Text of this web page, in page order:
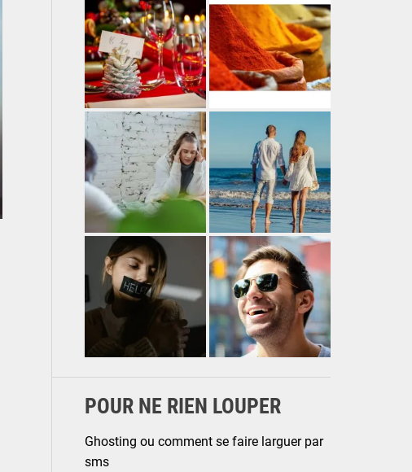
POUR NE RIEN LOUPER
Ghosting ou comment se faire larguer par
sms